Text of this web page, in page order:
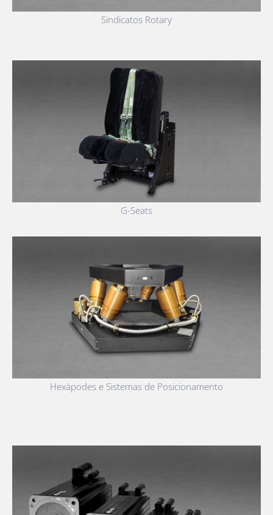
Sindicatos Rotary
G-Seats
Hexápodes e Sistemas de Posicionamento